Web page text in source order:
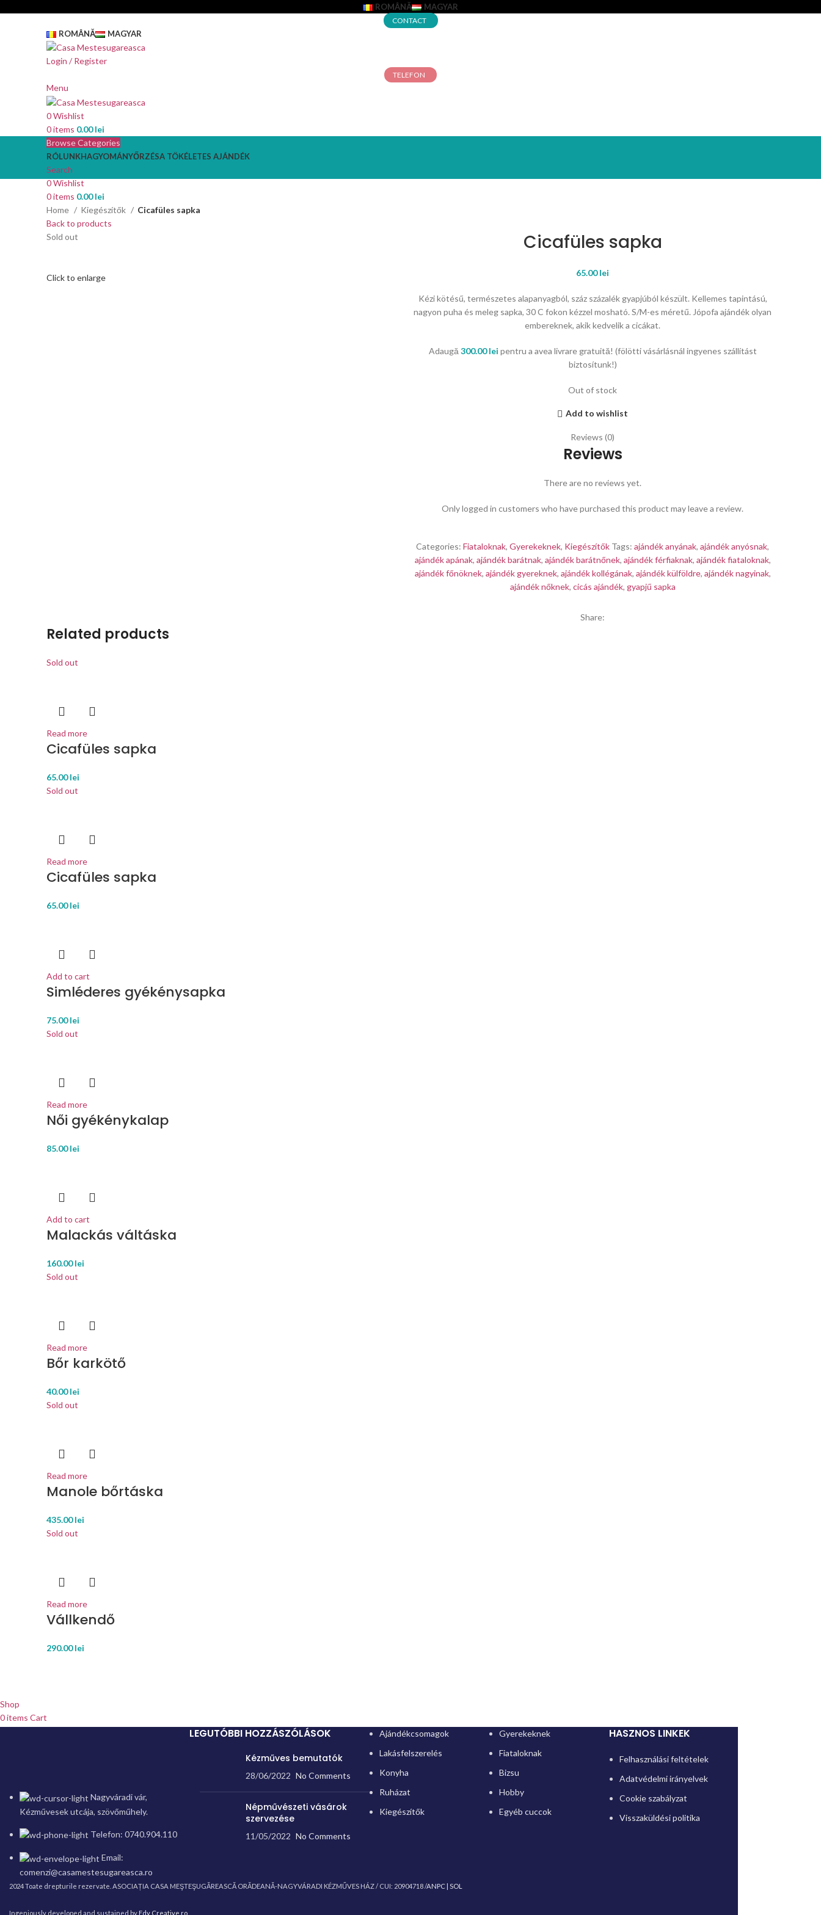
ROMÂNĂ MAGYAR
CONTACT
ROMÂNĂ MAGYAR
Login / Register
TELEFON
Menu
0Wishlist
0items 0.00lei
Browse Categories
RÓLUNKHAGYOMÁNYŐRZÉSA TÖKÉLETES AJÁNDÉK
Search
0Wishlist
0items 0.00lei
Home
Kiegészítők
Cicafüles sapka
Back to products
Sold out
Click to enlarge
Cicafüles sapka
65.00lei
Kézi kötésű, természetes alapanyagból, száz százalék gyapjúból készült. Kellemes tapintású,
nagyon puha és meleg sapka, 30 C fokon kézzel mosható. S/M-es méretű. Jópofa ajándék olyan
embereknek, akik kedvelik a cicákat.
Adaugă 300.00lei pentru a avea livrare gratuită! (fölötti vásárlásnál ingyenes szállítást
biztosítunk!)
Out of stock
Add to wishlist
Reviews (0)
Reviews
There are no reviews yet.
Only logged in customers who have purchased this product may leave a review.
Categories: Fiataloknak, Gyerekeknek, Kiegészítők Tags: ajándék anyának, ajándék anyósnak,
ajándék apának, ajándék barátnak, ajándék barátnőnek, ajándék férfiaknak, ajándék fiataloknak,
ajándék főnöknek, ajándék gyereknek, ajándék kollégának, ajándék külföldre, ajándék nagyinak,
ajándék nőknek, cicás ajándék, gyapjű sapka
Share:
Related products
Sold out
Read more
Cicafüles sapka
65.00lei
Sold out
Read more
Cicafüles sapka
65.00lei
Add to cart
Simléderes gyékénysapka
75.00lei
Sold out
Read more
Női gyékénykalap
85.00lei
Add to cart
Malackás váltáska
160.00lei
Sold out
Read more
Bőr karkötő
40.00lei
Sold out
Read more
Manole bőrtáska
435.00lei
Sold out
Read more
Vállkendő
290.00lei
Nagyváradi vár,
Kézművesek utcája, szövőműhely.
Telefon: 0740.904.110
Email:
comenzi@casamestesugareasca.ro
LEGUTÓBBI HOZZÁSZÓLÁSOK
Kézműves bemutatók
28/06/2022 No Comments
Népművészeti vásárok
szervezése
11/05/2022 No Comments
Ajándékcsomagok
Lakásfelszerelés
Konyha
Ruházat
Kiegészítők
Gyerekeknek
Fiataloknak
Bizsu
Hobby
Egyéb cuccok
HASZNOS LINKEK
Felhasználási feltételek
Adatvédelmi irányelvek
Cookie szabályzat
Visszaküldési politika
2024 Toate drepturile rezervate. ASOCIAȚIA CASA MEŞTEŞUGĂREASCĂ ORĂDEANĂ-NAGYVÁRADI KÉZMŰVES HÁZ / CUI: 20904718 /ANPC | SOL
Ingeniously developed and sustained by Edy Creative.ro
Shop
0items Cart